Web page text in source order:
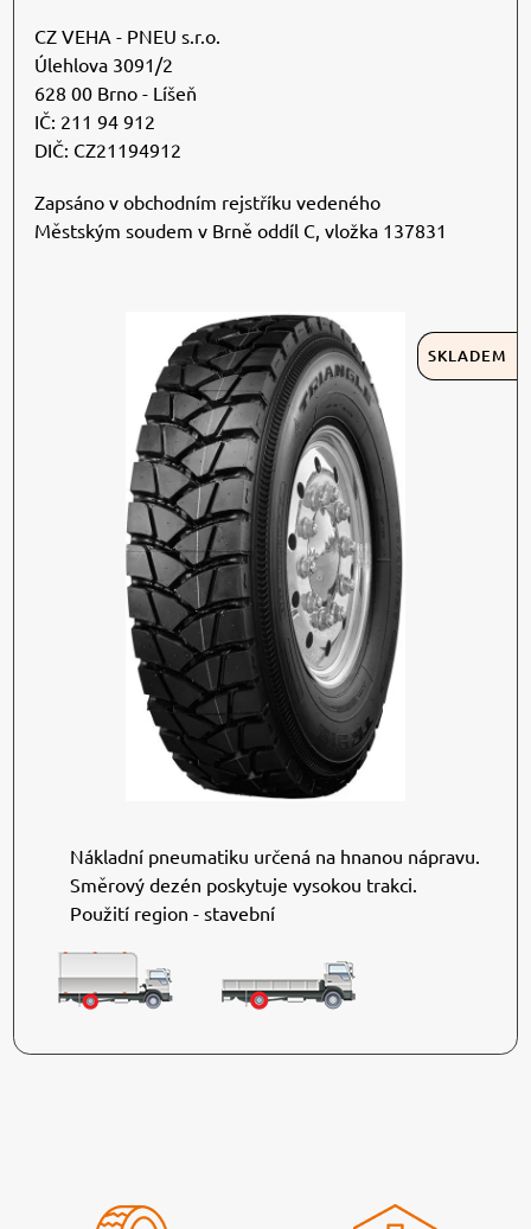
SKLADEM
Nákladní pneumatiku určená na hnanou nápravu.
Směrový dezén poskytuje vysokou trakci.
Použití region - stavební
CZ VEHA - PNEU s.r.o.
Úlehlova 3091/2
628 00 Brno - Líšeň
IČ: 211 94 912
DIČ: CZ21194912
Zapsáno v obchodním rejstříku vedeného
Městským soudem v Brně oddíl C, vložka 137831